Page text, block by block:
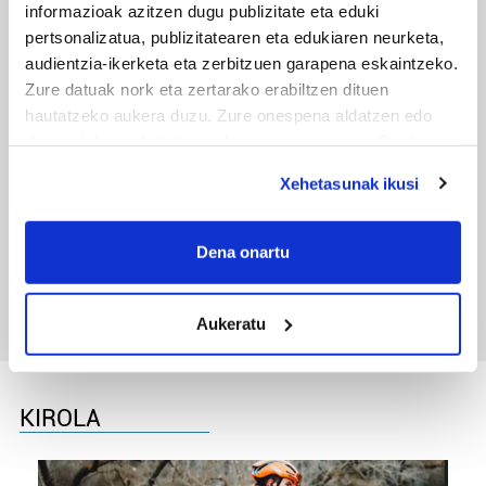
informazioak azitzen dugu publizitate eta eduki
pertsonalizatua, publizitatearen eta edukiaren neurketa,
audientzia-ikerketa eta zerbitzuen garapena eskaintzeko.
Zure datuak nork eta zertarako erabiltzen dituen
hautatzeko aukera duzu. Zure onespena aldatzen edo
If you allow, we would also like to:
Collect information about your geographical
meters
Identify your device by actively scanning it for
specific characteristics (fingerprinting)
and set your preferences in the
Guk eta gure bazkideek zure datu pertsonalak
Xehetasunak ikusi
Dena onartu
Aukeratu
KIROLA